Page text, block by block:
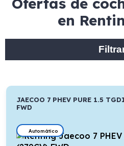
en
JAECOO 7 PHEV PURE 1.5
FWD
Automático